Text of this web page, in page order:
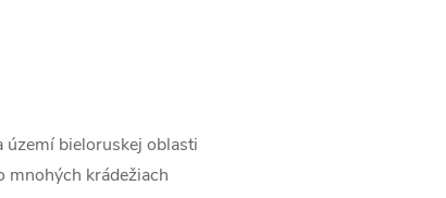
území bieloruskej oblasti
mnohých krádežiach